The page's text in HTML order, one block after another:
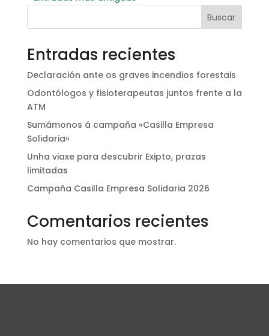
Buscar
Entradas recientes
Declaración ante os graves incendios forestais
Odontólogos y fisioterapeutas juntos frente a la
ATM
Sumámonos á campaña «Casilla Empresa
Solidaria»
Unha viaxe para descubrir Exipto, prazas
limitadas
Campaña Casilla Empresa Solidaria 2026
Comentarios recientes
No hay comentarios que mostrar.